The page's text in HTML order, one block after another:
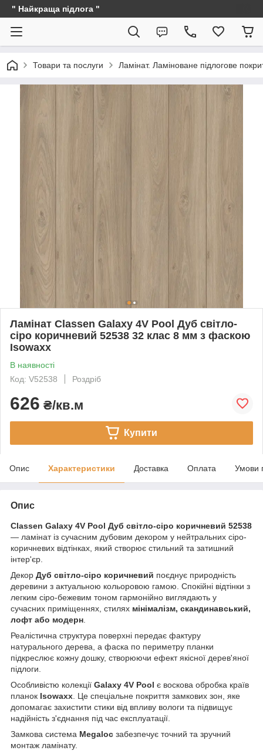
" Найкраща підлога "
Товари та послуги Ламінат. Ламіноване підлогове
Ламінат Classen Galaxy 4V Pool Дуб світло-
сіро коричневий 52538 32 клас 8 мм з фаскою
Isowaxx
В наявності
Код: V52538
Роздріб
626 ₴/кв.м
Купити
Опис Характеристики Доставка Оплата Умови
Опис
Classen Galaxy 4V Pool Дуб світло-сіро коричневий 52538
— ламінат із сучасним дубовим декором у нейтральних сіро-
коричневих відтінках, який створює стильний та затишний
інтер'єр.
Декор Дуб світло-сіро коричневий поєднує природність
деревини з актуальною кольоровою гамою. Спокійні відтінки з
легким сіро-бежевим тоном гармонійно виглядають у
сучасних приміщеннях, стилях мінімалізм, скандинавський,
лофт або модерн
Реалістична структура поверхні передає фактуру
натурального дерева, а фаска по периметру планки
підкреслює кожну дошку, створюючи ефект якісної дерев'яної
підлоги.
Особливістю колекції Galaxy 4V Pool є воскова обробка країв
планок Isowaxx . Це спеціальне покриття замкових зон, яке
допомагає захистити стики від впливу вологи та підвищує
надійність з'єднання під час експлуатації.
Замкова система Megaloc забезпечує точний та зручний
монтаж ламінату.